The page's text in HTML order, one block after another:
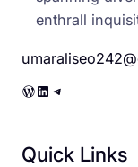
enthrall
WordPress LinkedIn Telegram
Quick Links